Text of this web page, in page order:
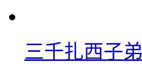
三千扎西子